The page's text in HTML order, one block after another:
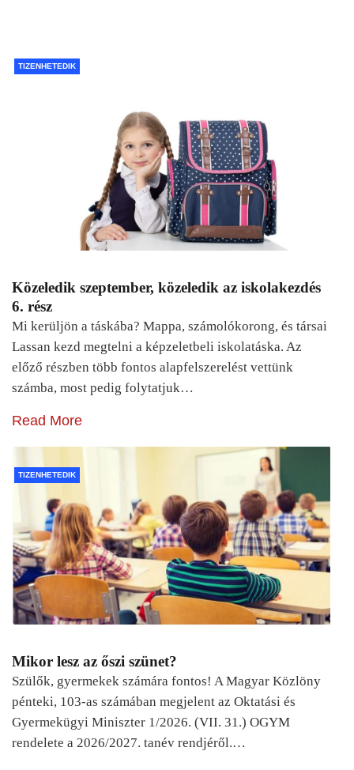
TIZENHETEDIK
Közeledik szeptember, közeledik az iskolakezdés
6. rész
Mi kerüljön a táskába? Mappa, számolókorong, és társai
Lassan kezd megtelni a képzeletbeli iskolatáska. Az
előző részben több fontos alapfelszerelést vettünk
számba, most pedig folytatjuk…
Read More
TIZENHETEDIK
Mikor lesz az őszi szünet?
Szülők, gyermekek számára fontos! A Magyar Közlöny
pénteki, 103-as számában megjelent az Oktatási és
Gyermekügyi Miniszter 1/2026. (VII. 31.) OGYM
rendelete a 2026/2027. tanév rendjéről.…